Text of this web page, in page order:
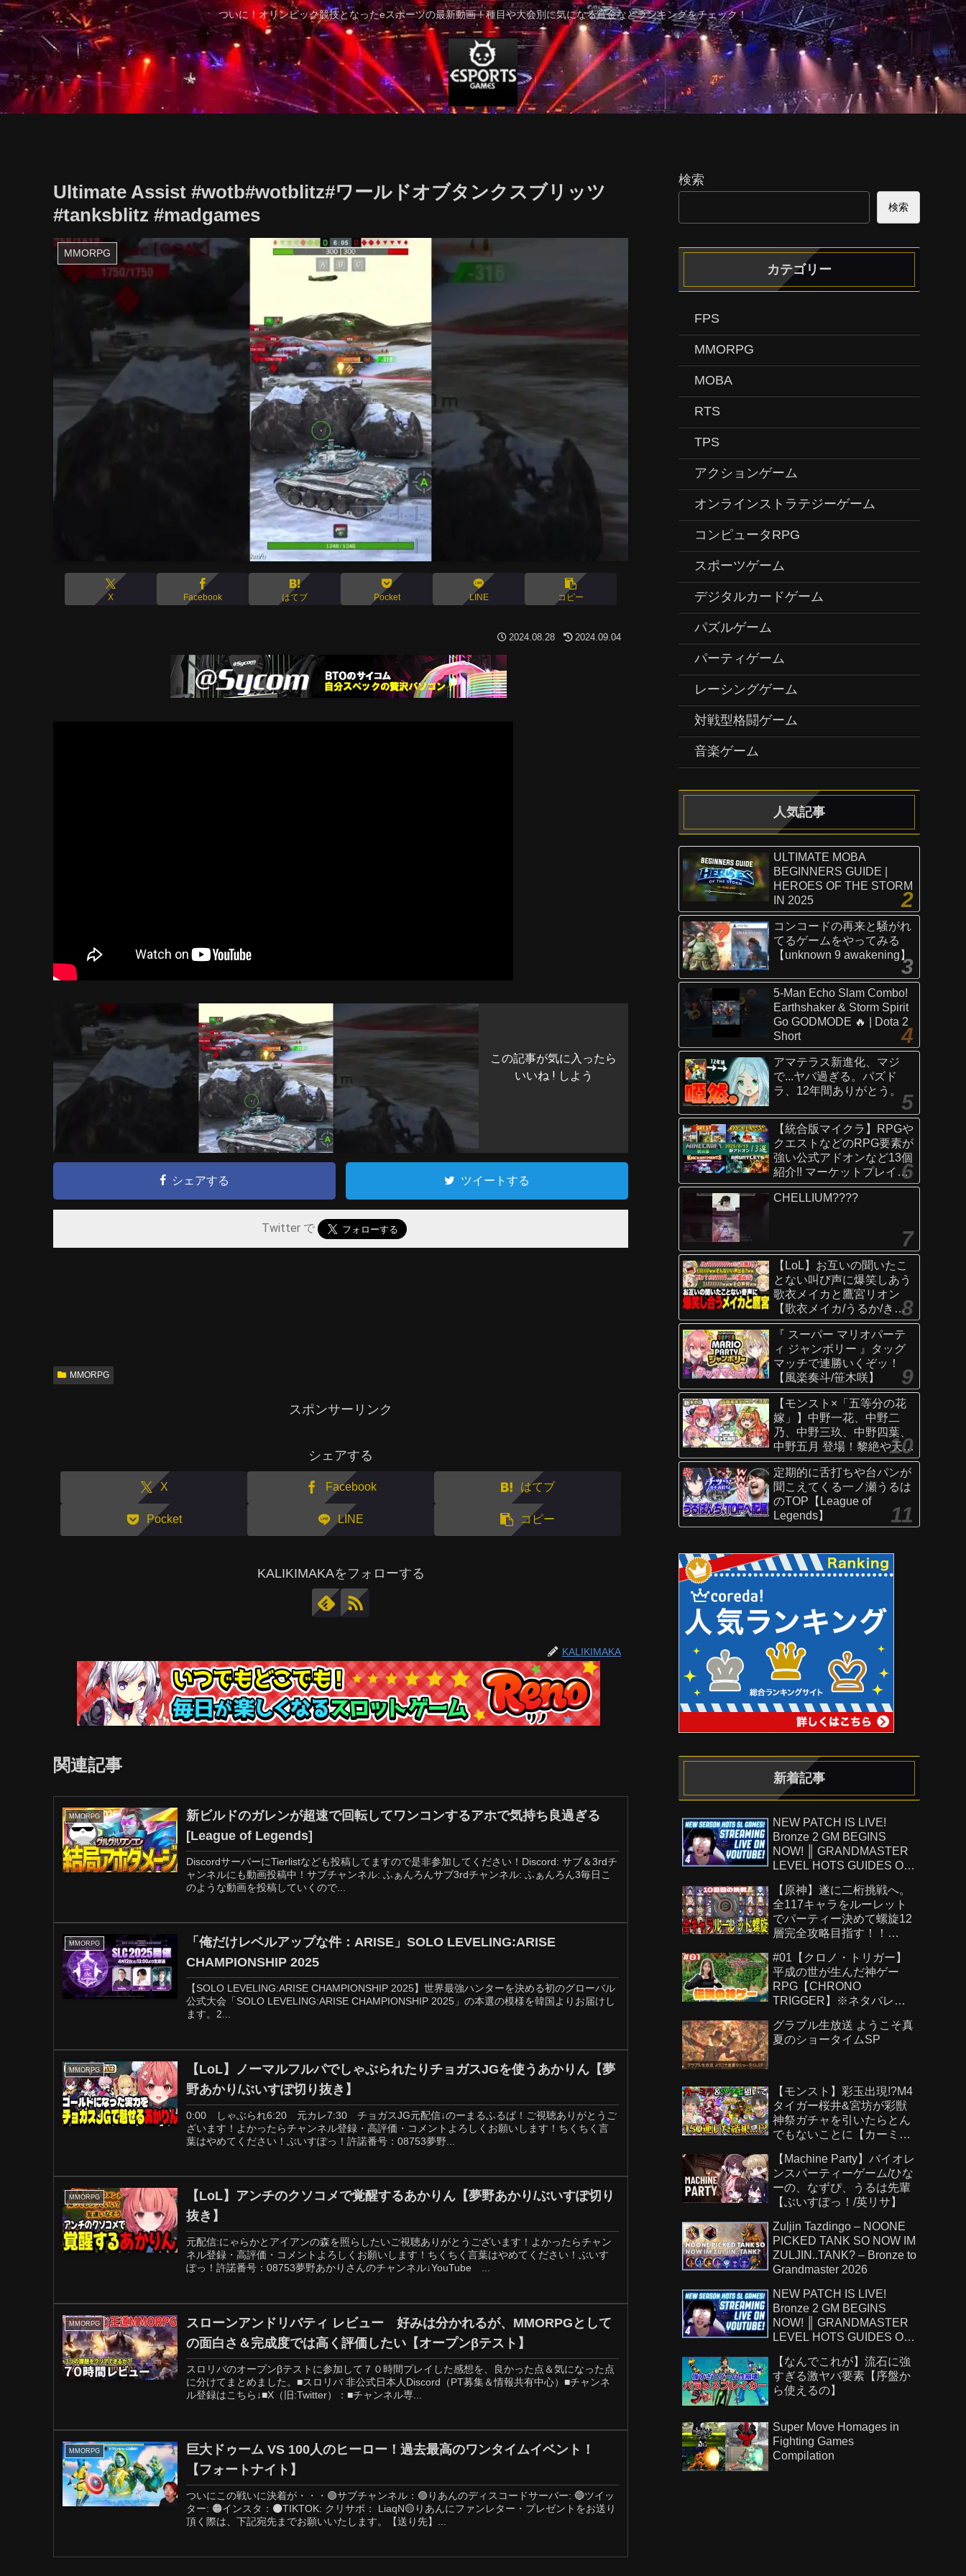
ついに！オリンピック競技となったeスポーツの最新動画！種目や大会別に気になる賞金などランキングをチェック！
Ultimate Assist #wotb#wotblitz#ワールドオブタンクスブリッツ
#tanksblitz #madgames
MMORPG
X Facebook はてブ Pocket LINE コピー
2024.08.28 2024.09.04
この記事が気に入ったら
いいね ! しよう
シェアする ツイートする
Twitter で
MMORPG
スポンサーリンク
シェアする
X Facebook はてブ
Pocket LINE コピー
KALIKIMAKAをフォローする
KALIKIMAKA
関連記事
MMORPG
新ビルドのガレンが超速で回転してワンコンするアホで気持ち良過ぎる
[League of Legends]
DiscordサーバーにTierlistなども投稿してますので是非参加してください！Discord: サブ＆3rdチ
ャンネルにも動画投稿中！サブチャンネル: ふぁんろんサブ3rdチャンネル: ふぁんろん3毎日こ
のような動画を投稿していくので...
MMORPG
「俺だけレベルアップな件：ARISE」SOLO LEVELING:ARISE
CHAMPIONSHIP 2025
【SOLO LEVELING:ARISE CHAMPIONSHIP 2025】世界最強ハンターを決める初のグローバル
公式大会「SOLO LEVELING:ARISE CHAMPIONSHIP 2025」の本選の模様を韓国よりお届けし
ます。2...
MMORPG
【LoL】ノーマルフルパでしゃぶられたりチョガスJGを使うあかりん【夢
野あかり/ぶいすぽ切り抜き】
0:00 しゃぶられ6:20 元カレ7:30 チョガスJG元配信↓のーまるふるぱ！ご視聴ありがとうご
ざいます！よかったらチャンネル登録・高評価・コメントよろしくお願いします！ちくちく言
葉はやめてください！ぶいすぽっ！許諾番号：08753夢野...
MMORPG
【LoL】アンチのクソコメで覚醒するあかりん【夢野あかり/ぶいすぽ切り
抜き】
元配信:にゃらかとアイアンの森を照らしたいご視聴ありがとうございます！よかったらチャン
ネル登録・高評価・コメントよろしくお願いします！ちくちく言葉はやめてください！ぶいす
ぽっ！許諾番号：08753夢野あかりさんのチャンネル↓YouTube ...
MMORPG
スローンアンドリバティ レビュー 好みは分かれるが、MMORPGとして
の面白さ＆完成度では高く評価したい【オープンβテスト】
スロリバのオープンβテストに参加して７０時間プレイした感想を、良かった点＆気になった点
に分けてまとめました。■スロリバ 非公式日本人Discord（PT募集＆情報共有中心）■チャンネ
ル登録はこちら↓■X（旧:Twitter）：■チャンネル専...
MMORPG
巨大ドゥーム VS 100人のヒーロー！過去最高のワンタイムイベント！
【フォートナイト】
ついにこの戦いに決着が・・・🟢サブチャンネル：🟣りあんのディスコードサーバー: 🔵ツイッ
ター: 🟠インスタ：⚫TIKTOK: クリサポ： LiaqN🟡りあんにファンレター・プレゼントをお送り
頂く際は、下記宛先までお願いいたします。【送り先】...
検索
検索
カテゴリー
FPS
MMORPG
MOBA
RTS
TPS
アクションゲーム
オンラインストラテジーゲーム
コンピュータRPG
スポーツゲーム
デジタルカードゲーム
パズルゲーム
パーティゲーム
レーシングゲーム
対戦型格闘ゲーム
音楽ゲーム
人気記事
ULTIMATE MOBA
BEGINNERS GUIDE |
HEROES OF THE STORM
IN 2025
コンコードの再来と騒がれ
てるゲームをやってみる
【unknown 9 awakening】
5-Man Echo Slam Combo!
Earthshaker & Storm Spirit
Go GODMODE 🔥 | Dota 2
Short
アマテラス新進化、マジ
で...ヤバ過ぎる。パズド
ラ、12年間ありがとう。
【統合版マイクラ】RPGや
クエストなどのRPG要素が
強い公式アドオンなど13個
紹介!! マーケットプレイス
情報
【Switch/Win10/PE/PS/Xb
CHELLIUM????
【LoL】お互いの聞いたこ
とない叫び声に爆笑しあう
歌衣メイカと鷹宮リオン
【歌衣メイカ/うるか/きな
こ/ありさか/鷹宮リオン】
『 スーパー マリオパーテ
ィ ジャンボリー 』タッグ
マッチで連勝いくぞッ！
【風楽奏斗/笹木咲】
【モンスト×「五等分の花
嫁」】中野一花、中野二
乃、中野三玖、中野四葉、
中野五月 登場！黎絶や天魔
の孤城〜空中庭園〜などで
活躍！オリジナルSSにも注
目！【新キャラ使ってみた
｜モンスト公式】
定期的に舌打ちや台パンが
聞こえてくる一ノ瀬うるは
のTOP【League of
Legends】
新着記事
NEW PATCH IS LIVE!
Bronze 2 GM BEGINS
NOW! ║ GRANDMASTER
LEVEL HOTS GUIDES ON
【原神】遂に二桁挑戦へ。
全117キャラをルーレット
でパーティー決めて螺旋12
層完全攻略目指す！！
#01【クロノ・トリガー】
平成の世が生んだ神ゲー
RPG【CHRONO
TRIGGER】※ネタバレあ
グラブル生放送 ようこそ真
夏のショータイムSP
【モンスト】彩玉出現!?M4
タイガー桜井&宮坊が彩獣
神祭ガチャを引いたらとん
でもないことに【カーミラ/
【Machine Party】バイオレ
ンスパーティーゲーム/ひな
ーの、なずぴ、うるは先輩
【ぶいすぽっ！/英リサ】
Zuljin Tazdingo – NOONE
PICKED TANK SO NOW IM
ZULJIN..TANK? – Bronze to
Grandmaster 2026
NEW PATCH IS LIVE!
Bronze 2 GM BEGINS
NOW! ║ GRANDMASTER
LEVEL HOTS GUIDES ON
【なんでこれが】流石に強
すぎる激ヤバ要素【序盤か
ら使えるの】
Super Move Homages in
Fighting Games
Compilation